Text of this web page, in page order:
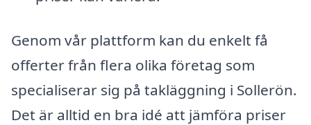
Genom vår plattform kan du enkelt få
offerter från flera olika företag som
specialiserar sig på takläggning i Sollerön.
Det är alltid en bra idé att jämföra priser